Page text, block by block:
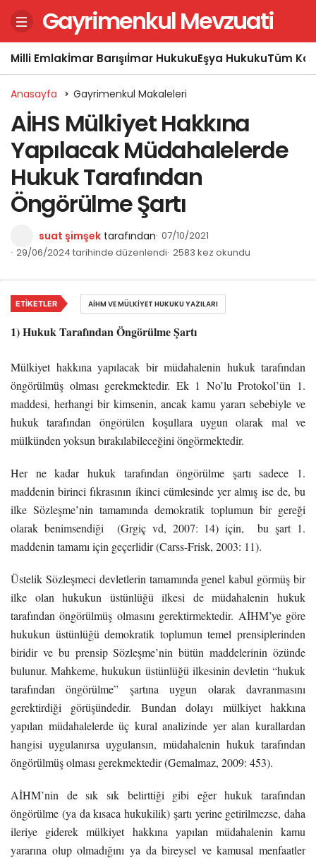
Gayrimenkul Mevzuati
Milli Emlakİmar Barışıİmar HukukuEşya HukukuTüm
Anasayfa Gayrimenkul Makaleleri
AİHS Mülkiyet Hakkına
Yapılacak Müdahalelerde
Hukuk Tarafından
Öngörülme Şartı
suat şimşek tarafından 07/10/2021
29/06/2024 tarihinde düzenlendi 2583 kez okundu
1) Hukuk Tarafından Öngörülme Şartı
Mülkiyet hakkına yapılacak bir müdahalenin hukuk tarafından
öngörülmüş olması gerekmektedir. Ek 1 No’lu Protokol’ün 1.
maddesi, herhangi bir kimsenin, ancak kamu yararı sebebiyle ve
hukuk tarafından öngörülen koşullara uygun olarak mal ve
mülkünden yoksun bırakılabileceğini öngörmektedir.
Her ne kadar hukuk tarafından öngörülme şartı sadece 1.
maddenin birinci fıkrasının ikinci cümlesinde yer almış ise de, bu
ilke Sözleşme’nin tamamında demokratik toplumun bir gereği
olarak benimsendiği (Grgiç vd, 2007: 14) için, bu şart 1.
maddenin tamamı için geçerlidir (Carss-Frisk, 2003: 11).
Üstelik Sözleşmeci devletlerin tamamında genel kabul görmüş bir
ilke olan hukukun üstünlüğü ilkesi de müdahalenin hukuk
tarafından öngörülmüş olmasını gerektirmektedir. AİHM’ye göre
hukukun üstünlüğü demokratik toplumun temel prensiplerinden
biridir ve bu prensip Sözleşme’nin bütün maddelerinin özünde
bulunur. Mahkeme, hukukun üstünlüğü ilkesinin devletin “hukuk
tarafından öngörülme” şartına uygun olarak davranmasını
gerektirdiği görüşündedir. Bundan dolayı mülkiyet hakkına
yapılan müdahalelerde üç kural analizinde yer alan kurallardan
hangisi uygulanırsa uygulansın, müdahalenin hukuk tarafından
öngörülmüş olması gerekmektedir (Gemalmaz, 2009: 453).
AİHM’nin de sık sık belirttiği gibi eğer hukuk tarafından
öngörülme (ya da kısaca hukukilik) şartı yerine getirilmezse, daha
ileriye giderek mülkiyet hakkına yapılan müdahalenin kamu
yararına olup olmadığını ya da bireysel ve kamusal menfaatler
ETIKETLER AİHM VE MÜLKIYET HUKUKU YAZILARI